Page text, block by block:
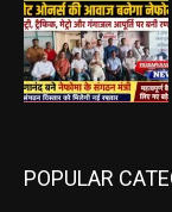
POPULAR